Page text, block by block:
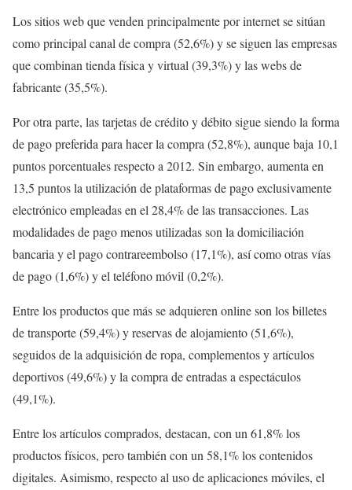
Los sitios web que venden principalmente por internet se sitúan
como principal canal de compra (52,6%) y se siguen las empresas
que combinan tienda física y virtual (39,3%) y las webs de
fabricante (35,5%).
Por otra parte, las tarjetas de crédito y débito sigue siendo la forma
de pago preferida para hacer la compra (52,8%), aunque baja 10,1
puntos porcentuales respecto a 2012. Sin embargo, aumenta en
13,5 puntos la utilización de plataformas de pago exclusivamente
electrónico empleadas en el 28,4% de las transacciones. Las
modalidades de pago menos utilizadas son la domiciliación
bancaria y el pago contrareembolso (17,1%), así como otras vías
de pago (1,6%) y el teléfono móvil (0,2%).
Entre los productos que más se adquieren online son los billetes
de transporte (59,4%) y reservas de alojamiento (51,6%),
seguidos de la adquisición de ropa, complementos y artículos
deportivos (49,6%) y la compra de entradas a espectáculos
(49,1%).
Entre los artículos comprados, destacan, con un 61,8% los
productos físicos, pero también con un 58,1% los contenidos
digitales. Asimismo, respecto al uso de aplicaciones móviles, el